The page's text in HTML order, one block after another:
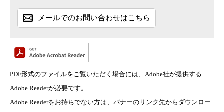
メールでのお問い合わせはこちら
PDF形式のファイルをご覧いただく場合には、Adobe社が提供する
Adobe Readerが必要です。
Adobe Readerをお持ちでない方は、バナーのリンク先からダウンロー